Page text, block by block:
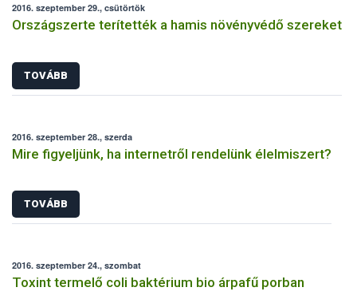
2016. szeptember 29., csütörtök
Országszerte terítették a hamis növényvédő szereket
TOVÁBB
2016. szeptember 28., szerda
Mire figyeljünk, ha internetről rendelünk élelmiszert?
TOVÁBB
2016. szeptember 24., szombat
Toxint termelő coli baktérium bio árpafű porban